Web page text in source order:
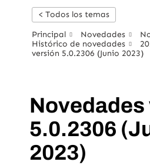
< Todos los temas
Principal Novedades
Histórico de novedades
versión 5.0.2306 (Junio 2023)
5.0.2306
2023)